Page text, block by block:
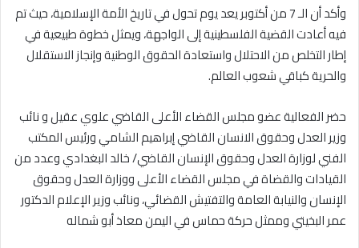
وأكد أن الـ 7 من أكتوبر يعد يوم تحول في تاريخ الأمة الإسلامية، حيث تم
فيه أعادت القضية الفلسطينية إلى الواجهة، ويمثل خطوة طبيعية في
إطار التخلص من الاحتلال واستعادة الحقوق الوطنية وإنجاز الاستقلال
والحرية كباقي شعوب العالم.
حضر الفعالية عضو مجلس القضاء الأعلى القاضي علوي عقيل و نائب
وزير العدل وحقوق الانسان القاضي إبراهيم الشامي ورئيس المكتب
الفني لوزارة العدل وحقوق الإنسان القاضي/ خالد البغدادي وعدد من
القيادات والقضاة في مجلس القضاء الأعلى ووزارة العدل وحقوق
الإنسان والنيابة العامة والتفتيش القضائي، ونائب وزير الإعلام الدكتور
عمر البخيتي وممثل حركة حماس في اليمن معاذ أبو شماله